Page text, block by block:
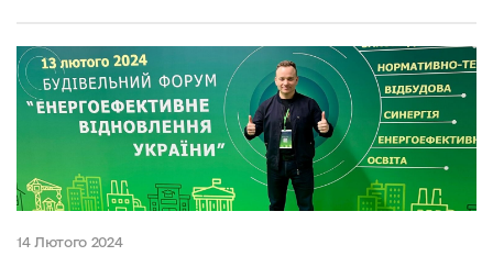
14 Лютого 2024